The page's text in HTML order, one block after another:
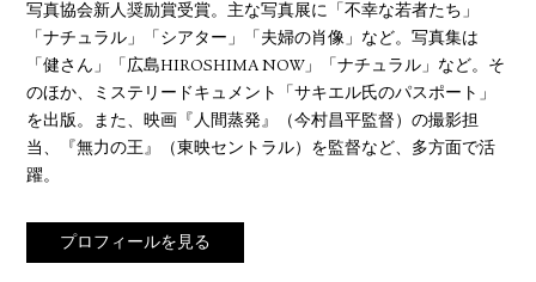
写真協会新人奨励賞受賞。主な写真展に「不幸な若者たち」
「ナチュラル」「シアター」「夫婦の肖像」など。写真集は
「健さん」「広島HIROSHIMA NOW」「ナチュラル」など。そ
のほか、ミステリードキュメント「サキエル氏のパスポート」
を出版。また、映画『人間蒸発』（今村昌平監督）の撮影担
当、『無力の王』（東映セントラル）を監督など、多方面で活
躍。
プロフィールを見る